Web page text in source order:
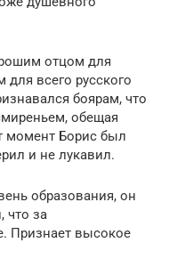
отцом для
для всего русского
боярам, что
обещая
момент Борис был
и не лукавил.
образования, он
за
Признает высокое